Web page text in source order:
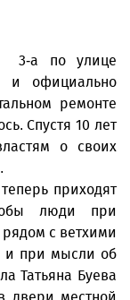
3-а по улице
и официально
ремонте
Спустя 10 лет
о своих
приходят
люди при
с ветхими
и при мысли об
Татьяна Буева